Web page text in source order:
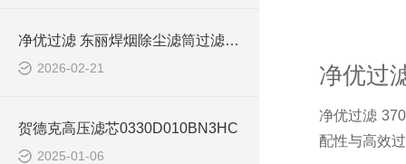
净优过滤 东丽焊烟除尘滤筒过滤精度
2026-02-21
贺德克高压滤芯0330D010BN3HC
2025-01-06
净优过
净优过滤 370
配性与高效